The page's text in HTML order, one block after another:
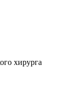
хирурга